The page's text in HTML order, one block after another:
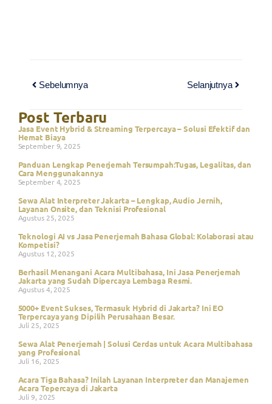
Sebelumnya Selanjutnya
Post Terbaru
Jasa Event Hybrid & Streaming Terpercaya – Solusi Efektif dan
Hemat Biaya
September 9, 2025
Panduan Lengkap Penerjemah Tersumpah:Tugas, Legalitas, dan
Cara Menggunakannya
September 4, 2025
Sewa Alat Interpreter Jakarta – Lengkap, Audio Jernih,
Layanan Onsite, dan Teknisi Profesional
Agustus 25, 2025
Teknologi AI vs Jasa Penerjemah Bahasa Global: Kolaborasi atau
Kompetisi?
Agustus 12, 2025
Berhasil Menangani Acara Multibahasa, Ini Jasa Penerjemah
Jakarta yang Sudah Dipercaya Lembaga Resmi.
Agustus 4, 2025
5000+ Event Sukses, Termasuk Hybrid di Jakarta? Ini EO
Terpercaya yang Dipilih Perusahaan Besar.
Juli 25, 2025
Sewa Alat Penerjemah | Solusi Cerdas untuk Acara Multibahasa
yang Profesional
Juli 16, 2025
Acara Tiga Bahasa? Inilah Layanan Interpreter dan Manajemen
Acara Tepercaya di Jakarta
Juli 9, 2025